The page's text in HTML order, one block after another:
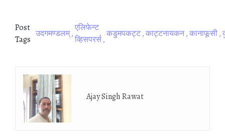
Post
Tags
उदगमण्‍डलम्
एल‍िफेन्‍ट
व्‍ह‍िसपरर्स
कडुमपकट्ट काट्टनायकन कानाफूसी
Ajay Singh Rawat